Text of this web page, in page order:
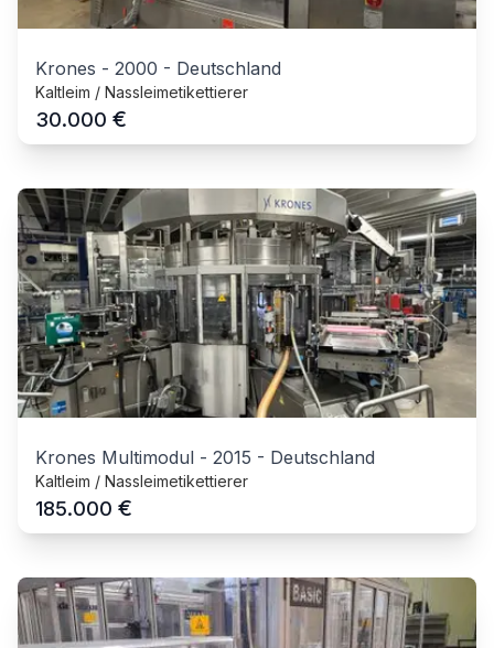
Krones - 2000 - Deutschland
Kaltleim / Nassleimetikettierer
30.000 €
Krones Multimodul - 2015 - Deutschland
Kaltleim / Nassleimetikettierer
185.000 €